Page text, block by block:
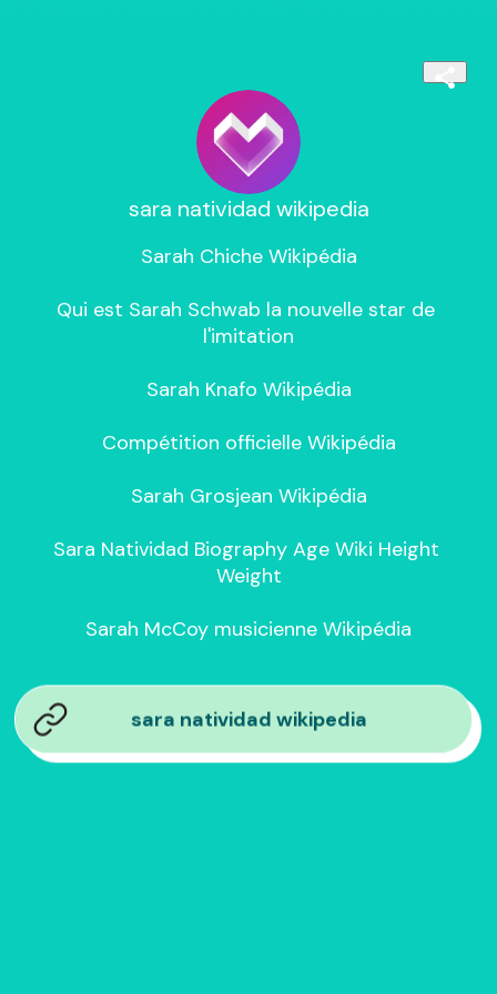
sara natividad wikipedia
Sarah Chiche Wikipédia
Qui est Sarah Schwab la nouvelle star de
l'imitation
Sarah Knafo Wikipédia
Compétition officielle Wikipédia
Sarah Grosjean Wikipédia
Sara Natividad Biography Age Wiki Height
Weight
Sarah McCoy musicienne Wikipédia
sara natividad wikipedia